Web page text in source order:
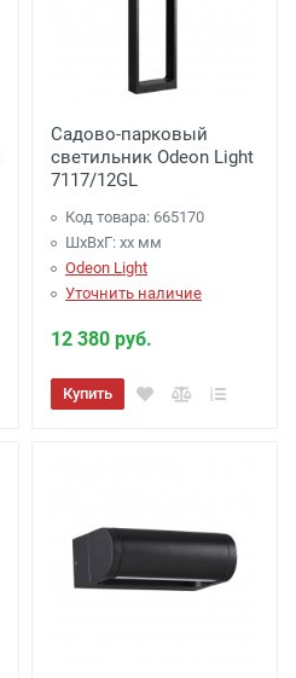
Садово-парковый
светильник Odeon Light
7117/12GL
Код товара: 665170
ШхВхГ: xx мм
Odeon Light
Уточнить наличие
12 380 руб.
Купить